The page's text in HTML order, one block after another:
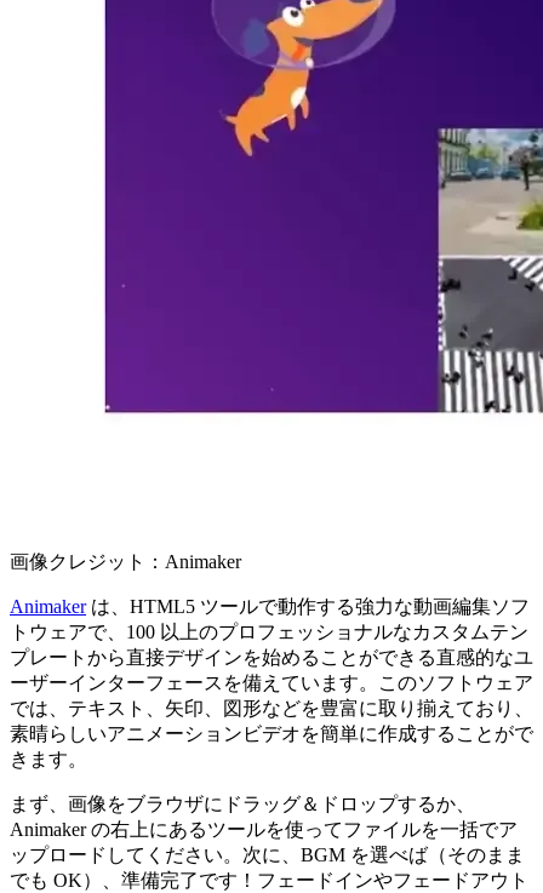
画像クレジット：Animaker
Animakerは、HTML5 ツールで動作する強力な動画編集ソフ
トウェアで、100 以上のプロフェッショナルなカスタムテン
プレートから直接デザインを始めることができる直感的なユ
ーザーインターフェースを備えています。このソフトウェア
では、テキスト、矢印、図形などを豊富に取り揃えており、
素晴らしいアニメーションビデオを簡単に作成することがで
きます。
まず、画像をブラウザにドラッグ＆ドロップするか、
Animaker の右上にあるツールを使ってファイルを一括でア
ップロードしてください。次に、BGM を選べば（そのまま
でも OK）、準備完了です！フェードインやフェードアウト